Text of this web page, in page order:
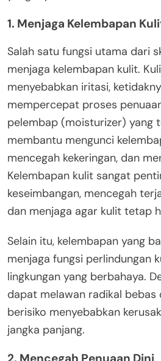
1. Menjaga Kelembapan
Salah satu fungsi utama dari
menjaga kelembapan kulit.
menyebabkan iritasi,
mempercepat proses
pelembap (moisturizer) yang
membantu mengunci
mencegah kekeringan, dan
Kelembapan kulit sangat
keseimbangan, mencegah
dan menjaga agar kulit tetap
Selain itu, kelembapan yang
menjaga fungsi perlindungan
lingkungan yang berbahaya.
dapat melawan radikal bebas
berisiko menyebabkan
jangka panjang.